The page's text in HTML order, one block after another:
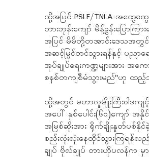
ထို့အပြင် PSLF/TNLA အထွေထွ
တားဘုန်းကျော် မိန့်ခွန်းပြောကြ
အပြင် မိမိတို့တအာင်းဒေသအတွ
အဆင့်မြှင်တင်သွားရန်နှင့် ပညာရေး
အုပ်ချုပ်ရေးကဏ္ဍများအား အကေ
စနစ်တကျစီမံသွားမည်"ဟု ထည့်သွ
ထို့အတွင် မဟာလူမျိုးကြီးဝါဒက
အပေါ် နှစ်ပေါင်း(၆၀)ကျော် အ
အမြစ်ဆိုးအား ရိုက်ချိုးနှုတ်ပစ်နိုင်
စည်းလုံးလုံးနေထိုင်သွားကြရန်လည်း
ချုပ် ဗိုလ်ချုပ် တားဟိုပလန်က မှာ